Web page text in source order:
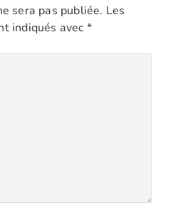
sera pas publiée. Les
indiqués avec *